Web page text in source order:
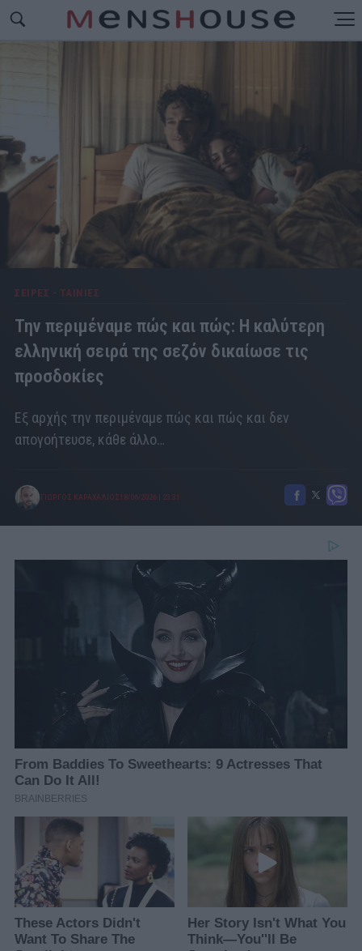
ΣΕΙΡΕΣ - ΤΑΙΝΙΕΣ
Την περιμέναμε πώς και πώς: Η καλύτερη
ελληνική σειρά της σεζόν δικαίωσε τις
προσδοκίες
Εξ αρχής την περιμέναμε πώς και πώς και δεν
απογοήτευσε, κάθε άλλο…
ΓΙΩΡΓΟΣ ΚΑΡΑΧΑΛΙΟΣ 18/06/2026 23:31